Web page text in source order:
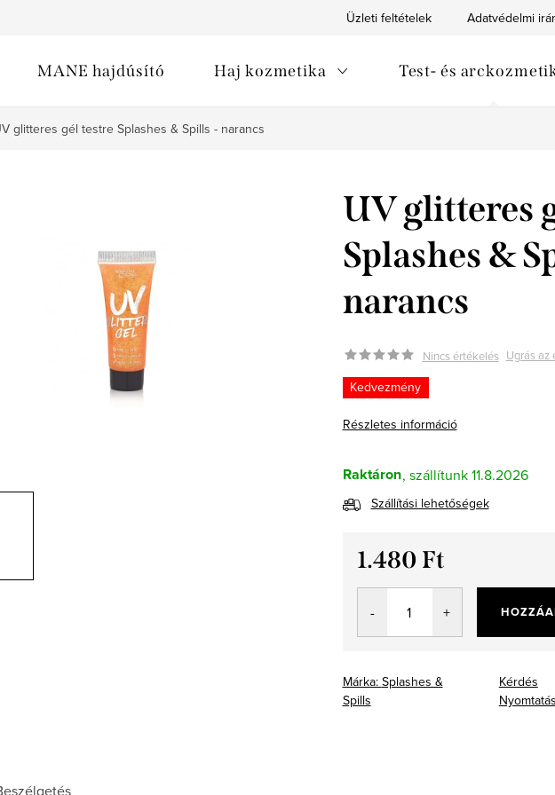
Üzleti feltételek Adatvédelmi
MANE hajdúsító Haj kozmetika Test- és
glitteres gél testre Splashes & Spills - narancs
Kedvezmény
UV glitteres
Splashes &
narancs
Nincs értékelés Ugrás az
Részletes információ
Raktáron 11.8.2026
Szállítási lehetőségek
1.480 Ft
Egységár:
Márka: Splashes &
Spills
Nyomtatás
Kérdés